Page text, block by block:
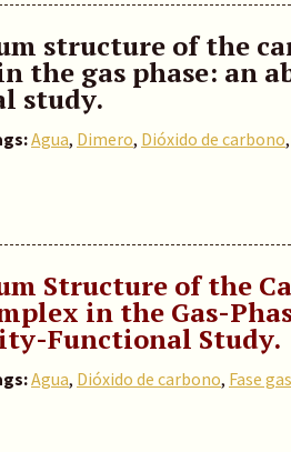
structure of the
the gas phase: an
study.
Agua, Dimero, Dióxido de carbono,
Structure of the
in the Gas-
Functional Study.
Agua, Dióxido de carbono, Fase